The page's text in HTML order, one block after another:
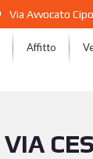
Via Avvocato
Affitto
VIA